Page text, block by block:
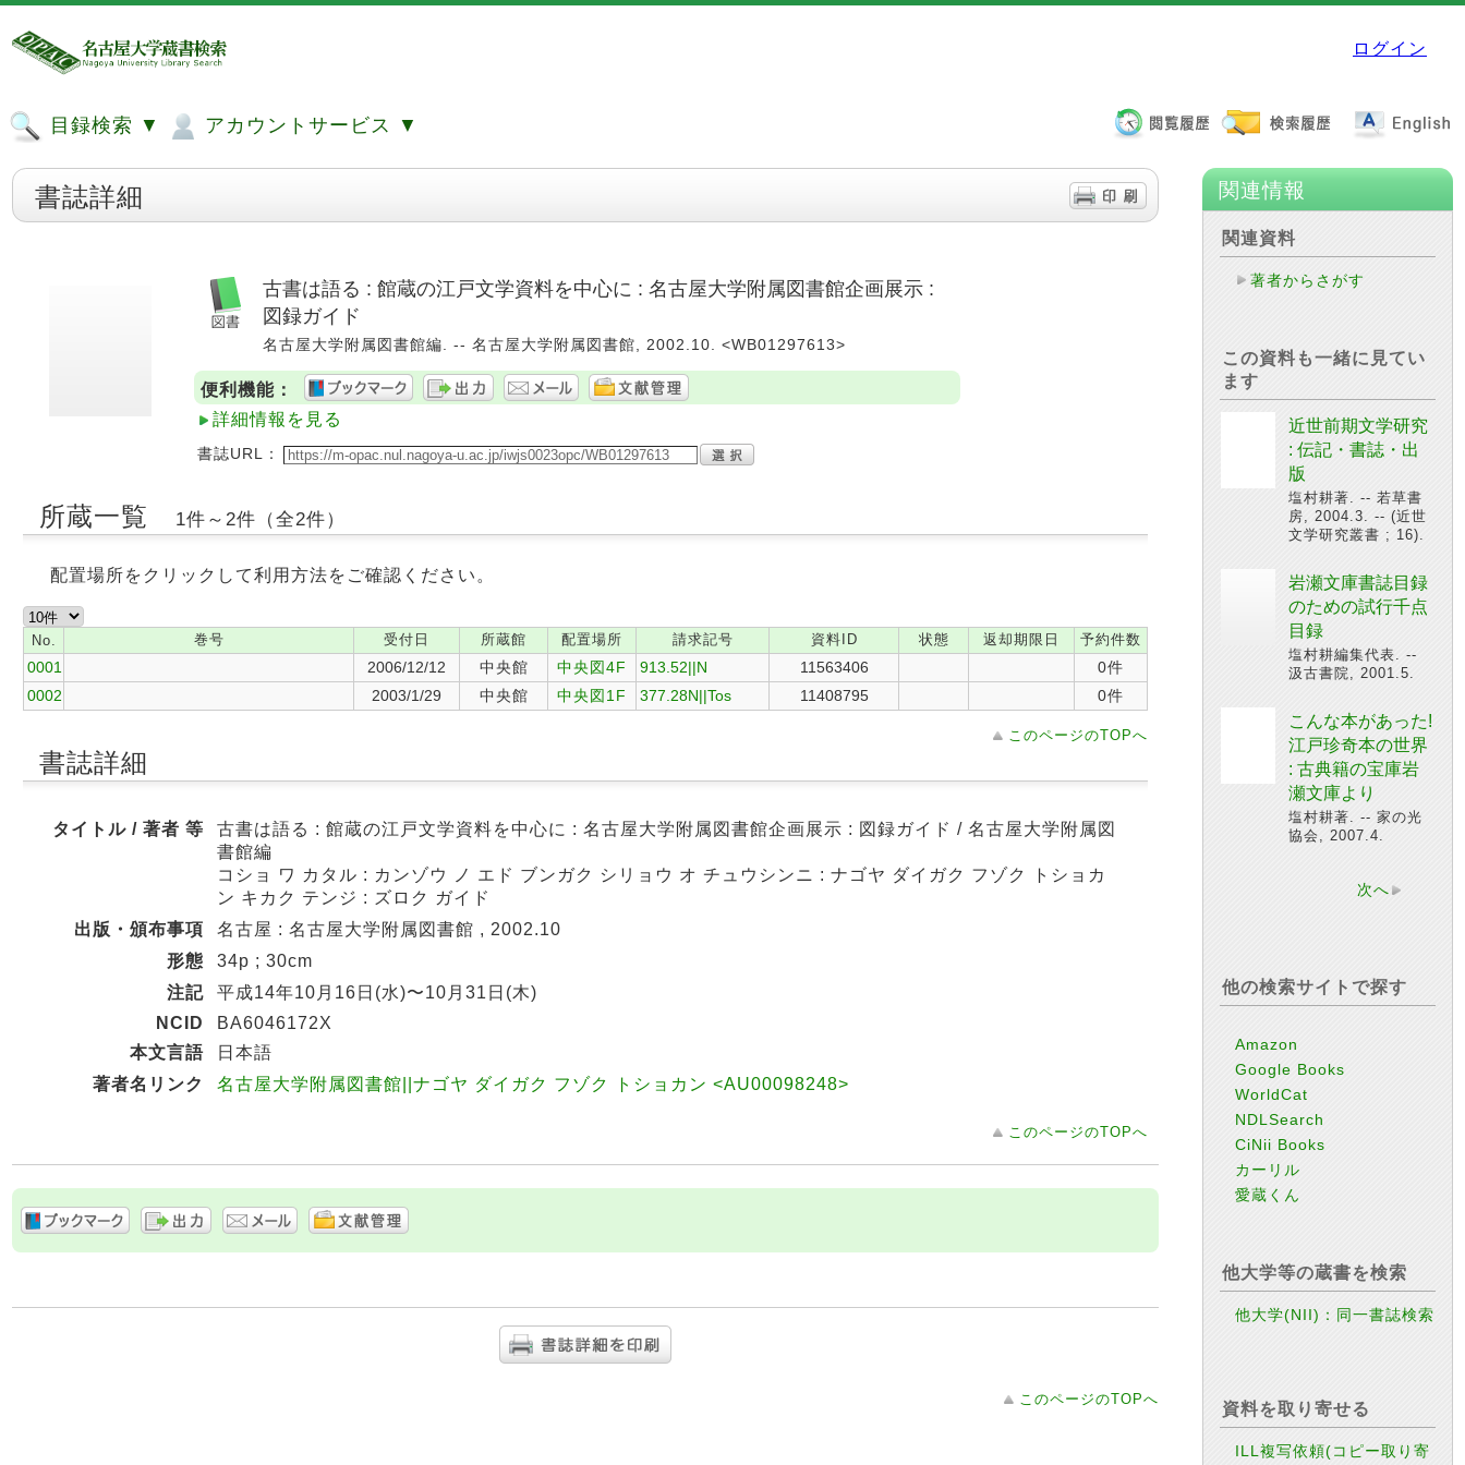
ログイン
目録検索 ▼ アカウントサービス ▼
書誌詳細
古書は語る : 館蔵の江戸文学資料を中心に : 名古屋大学附属図書館企画展示 :
図録ガイド
名古屋大学附属図書館編. -- 名古屋大学附属図書館, 2002.10. <WB01297613>
便利機能：
詳細情報を見る
書誌URL：
所蔵一覧 1件～2件（全2件）
配置場所をクリックして利用方法をご確認ください。
No. 巻号 受付日 所蔵館 配置場所 請求記号 資料ID 状態 返却期限日 予約件数
0001 2006/12/12 中央館 中央図4F 913.52||N 11563406
0件
0002
2003/1/29 中央館 中央図1F 377.28N||Tos 11408795 0件
このページのTOPへ
書誌詳細
タイトル / 著者 等
古書は語る : 館蔵の江戸文学資料を中心に : 名古屋大学附属図書館企画展示 : 図録ガイド / 名古屋大学附属図
書館編
コショ ワ カタル : カンゾウ ノ エド ブンガク シリョウ オ チュウシンニ : ナゴヤ ダイガク フゾク トショカ
ン キカク テンジ : ズロク ガイド
出版・頒布事項
名古屋 : 名古屋大学附属図書館 , 2002.10
形態
34p ; 30cm
注記
平成14年10月16日(水)〜10月31日(木)
NCID
BA6046172X
本文言語
日本語
著者名リンク
名古屋大学附属図書館||ナゴヤ ダイガク フゾク トショカン <AU00098248>
このページのTOPへ
このページのTOPへ
関連情報
関連資料
著者からさがす
この資料も一緒に見てい
ます
近世前期文学研究
: 伝記・書誌・出
版
塩村耕著. -- 若草書
房, 2004.3. -- (近世
文学研究叢書 ; 16).
岩瀬文庫書誌目録
のための試行千点
目録
塩村耕編集代表. --
汲古書院, 2001.5.
こんな本があった!
江戸珍奇本の世界
: 古典籍の宝庫岩
瀬文庫より
塩村耕著. -- 家の光
協会, 2007.4.
次へ
他の検索サイトで探す
Amazon
Google Books
WorldCat
NDLSearch
CiNii Books
カーリル
愛蔵くん
他大学等の蔵書を検索
他大学(NII)：同一書誌検索
資料を取り寄せる
ILL複写依頼(コピー取り寄